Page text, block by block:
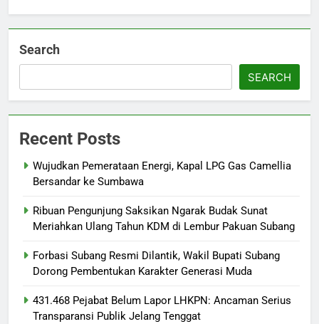
Search
SEARCH
Recent Posts
Wujudkan Pemerataan Energi, Kapal LPG Gas Camellia
Bersandar ke Sumbawa
Ribuan Pengunjung Saksikan Ngarak Budak Sunat
Meriahkan Ulang Tahun KDM di Lembur Pakuan Subang
‎Forbasi Subang Resmi Dilantik, Wakil Bupati Subang
Dorong Pembentukan Karakter Generasi Muda
431.468 Pejabat Belum Lapor LHKPN: Ancaman Serius
Transparansi Publik Jelang Tenggat